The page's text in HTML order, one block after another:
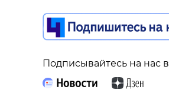
Подписывайтесь на нас в